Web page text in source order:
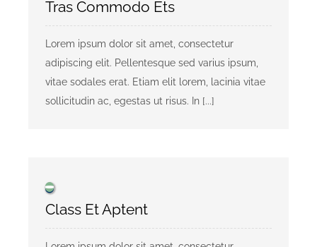
KONTAKT
Privaatsusreeglid
Tras Commodo Ets
Lorem ipsum dolor sit amet, consectetur
adipiscing elit. Pellentesque sed varius ipsum,
vitae sodales erat. Etiam elit lorem, lacinia vitae
sollicitudin ac, egestas ut risus. In [...]
Class Et Aptent